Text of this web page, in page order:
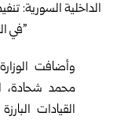
وأضافت
محمد شحادة،
القيادات